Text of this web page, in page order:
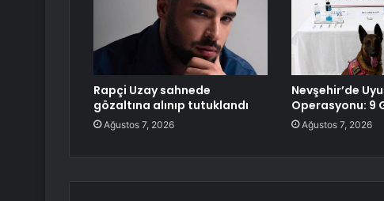
Rapçi Uzay sahnede
gözaltına alınıp tutuklandı
Ağustos 7, 2026
Nevşehir’de
Operasyonu: 9
Ağustos 7, 2026